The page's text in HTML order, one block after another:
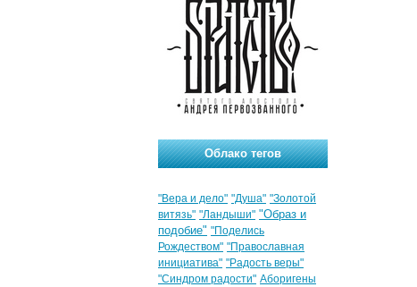
Облако тегов
"Вера и дело" "Душа" "Золотой
витязь" "Ландыши" "Образ и
подобие" "Поделись
Рождеством" "Православная
инициатива" "Радость веры"
"Синдром радости" Аборигены